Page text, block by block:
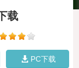
载
PC下载